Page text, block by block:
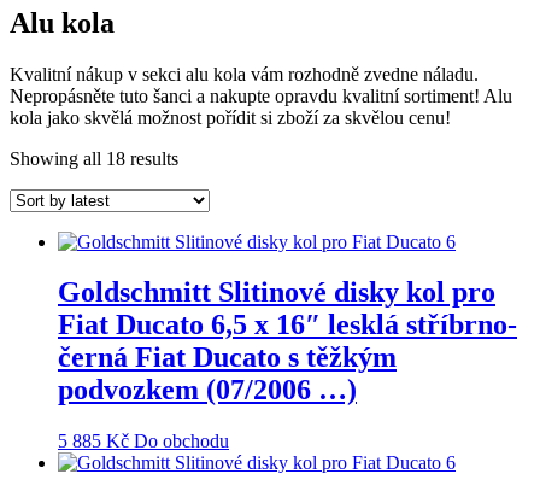
Alu kola
Kvalitní nákup v sekci alu kola vám rozhodně zvedne náladu.
Nepropásněte tuto šanci a nakupte opravdu kvalitní sortiment! Alu
kola jako skvělá možnost pořídit si zboží za skvělou cenu!
Showing all 18 results
Goldschmitt Slitinové disky kol pro
Fiat Ducato 6,5 x 16″ lesklá stříbrno-
černá Fiat Ducato s těžkým
podvozkem (07/2006 …)
5 885 Kč Do obchodu